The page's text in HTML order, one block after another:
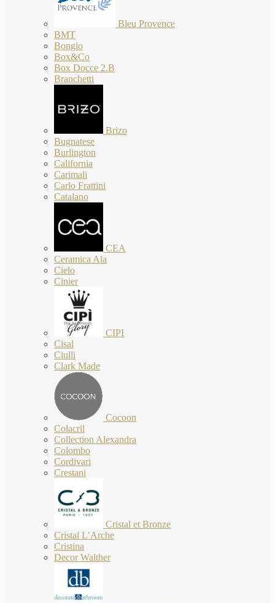
Bleu Provence
BMT
Bongio
Box&Co
Box Docce 2.B
Branchetti
Brizo
Bugnatese
Burlington
California
Carimali
Carlo Frattini
Catalano
CEA
Ceramica Ala
Cielo
Cinier
CIPI
Cisal
Ciulli
Clark Made
Cocoon
Colacril
Collection Alexandra
Colombo
Cordivari
Crestani
Cristal et Bronze
Cristal L’Arche
Cristina
Decor Walther